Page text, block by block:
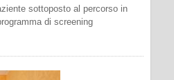
sottoposto al percorso in
di screening